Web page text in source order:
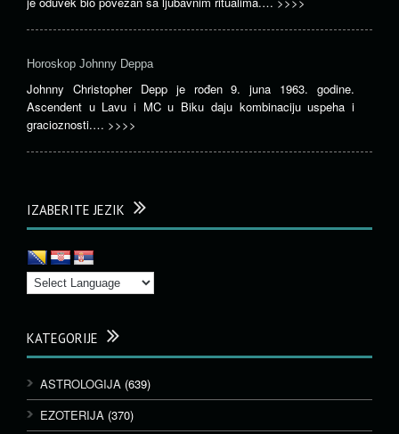
Horoskop Johnny Deppa
Johnny Christopher Depp je rođen 9. juna 1963. godine.
Ascendent u Lavu i MC u Biku daju kombinaciju uspeha i
gracioznosti.… >>>>
IZABERITE JEZIK
KATEGORIJE
ASTROLOGIJA (639)
EZOTERIJA (370)